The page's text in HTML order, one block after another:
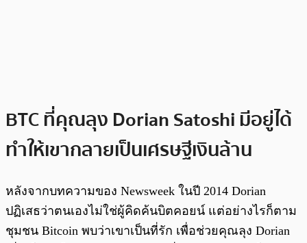
BTC ที่คุณลุง Dorian Satoshi มีอยู่ได้
ทำให้เขากลายเป็นเศรษฐีเงินล้าน
หลังจากบทความของ Newsweek ในปี 2014 Dorian
ปฏิเสธว่าตนเองไม่ใช่ผู้คิดค้นบิตคอยน์ แต่อย่างไรก็ตาม
ชุมชน Bitcoin พบว่าเขาเป็นที่รัก เพื่อช่วยคุณลุง Dorian